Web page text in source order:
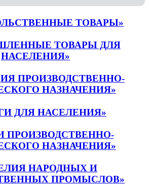
ТОВАРЫ»
ТОВАРЫ ДЛЯ
НАСЕЛЕНИЯ»
ПРОИЗВОДСТВЕННО-
НАЗНАЧЕНИЯ»
ДЛЯ НАСЕЛЕНИЯ»
ПРОИЗВОДСТВЕННО-
НАЗНАЧЕНИЯ»
НАРОДНЫХ И
ПРОМЫСЛОВ»